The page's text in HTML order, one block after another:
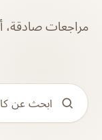
مراجعات صادقة،